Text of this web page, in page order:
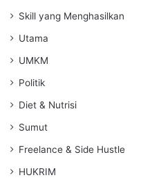
Skill yang Menghasilkan
Utama
UMKM
Politik
Diet & Nutrisi
Sumut
Freelance & Side Hustle
HUKRIM